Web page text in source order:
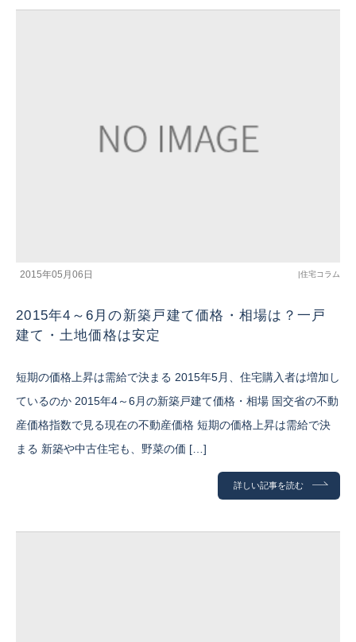
2015年05月06日 |住宅コラム
2015年4～6月の新築戸建て価格・相場は？一戸
建て・土地価格は安定
短期の価格上昇は需給で決まる 2015年5月、住宅購入者は増加し
ているのか 2015年4～6月の新築戸建て価格・相場 国交省の不動
産価格指数で見る現在の不動産価格 短期の価格上昇は需給で決
まる 新築や中古住宅も、野菜の価 […]
詳しい記事を読む